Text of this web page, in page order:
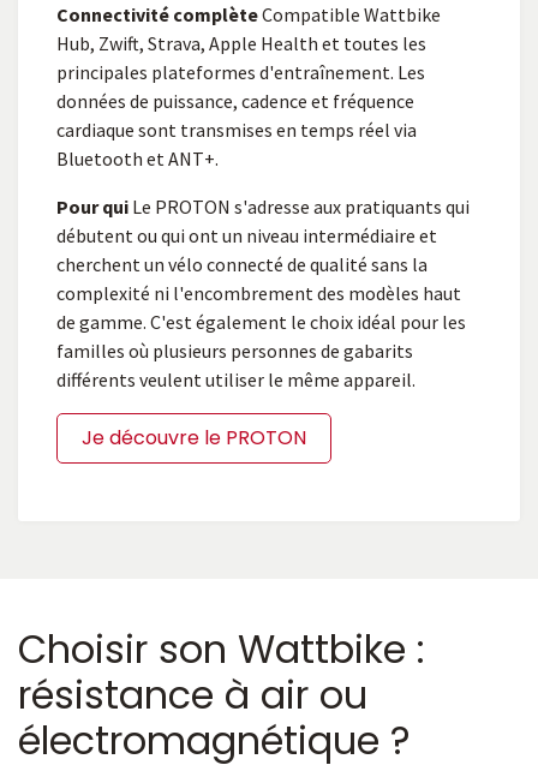
Connectivité complèteCompatible Wattbike
Hub, Zwift, Strava, Apple Health et toutes les
principales plateformes d'entraînement. Les
données de puissance, cadence et fréquence
cardiaque sont transmises en temps réel via
Bluetooth et ANT+.
Pour qui Le PROTON s'adresse aux pratiquants qui
débutent ou qui ont un niveau intermédiaire et
cherchent un vélo connecté de qualité sans la
complexité ni l'encombrement des modèles haut
de gamme. C'est également le choix idéal pour les
familles où plusieurs personnes de gabarits
différents veulent utiliser le même appareil.
Je découvre le PROTON
Choisir son Wattbike :
résistance à air ou
électromagnétique ?